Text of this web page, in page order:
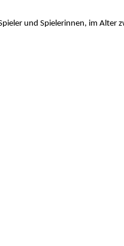
und Spielerinnen, im Alter